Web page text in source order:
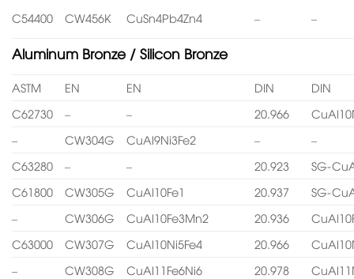
C54400 CW456K CuSn4Pb4Zn4 – –
Aluminum Bronze / Silicon Bronze
ASTM EN EN DIN
DIN
C62730
– – 20.966
–
CW304G CuAl9Ni3Fe2 –
–
C63280
– – 20.923
SG-
C61800
CW305G CuAl10Fe1 20.937
SG-
–
CW306G CuAl10Fe3Mn2 20.936
C63000
CW307G CuAl10Ni5Fe4 20.966
–
CW308G CuAl11Fe6Ni6 20.978